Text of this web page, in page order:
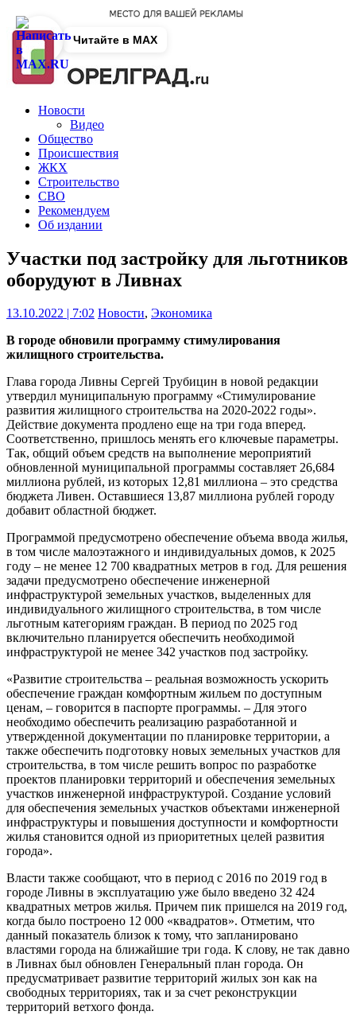
Новости
Видео
Общество
Происшествия
ЖКХ
Строительство
СВО
Рекомендуем
Об издании
Участки под застройку для льготников
оборудуют в Ливнах
13.10.2022 | 7:02 Новости, Экономика
В городе обновили программу стимулирования
жилищного строительства.
Глава города Ливны Сергей Трубицин в новой редакции
утвердил муниципальную программу «Стимулирование
развития жилищного строительства на 2020-2022 годы».
Действие документа продлено еще на три года вперед.
Соответственно, пришлось менять его ключевые параметры.
Так, общий объем средств на выполнение мероприятий
обновленной муниципальной программы составляет 26,684
миллиона рублей, из которых 12,81 миллиона – это средства
бюджета Ливен. Оставшиеся 13,87 миллиона рублей городу
добавит областной бюджет.
Программой предусмотрено обеспечение объема ввода жилья,
в том числе малоэтажного и индивидуальных домов, к 2025
году – не менее 12 700 квадратных метров в год. Для решения
задачи предусмотрено обеспечение инженерной
инфраструктурой земельных участков, выделенных для
индивидуального жилищного строительства, в том числе
льготным категориям граждан. В период по 2025 год
включительно планируется обеспечить необходимой
инфраструктурой не менее 342 участков под застройку.
«Развитие строительства – реальная возможность ускорить
обеспечение граждан комфортным жильем по доступным
ценам, – говорится в паспорте программы. – Для этого
необходимо обеспечить реализацию разработанной и
утвержденной документации по планировке территории, а
также обеспечить подготовку новых земельных участков для
строительства, в том числе решить вопрос по разработке
проектов планировки территорий и обеспечения земельных
участков инженерной инфраструктурой. Создание условий
для обеспечения земельных участков объектами инженерной
инфраструктуры и повышения доступности и комфортности
жилья становится одной из приоритетных целей развития
города».
Власти также сообщают, что в период с 2016 по 2019 год в
городе Ливны в эксплуатацию уже было введено 32 424
квадратных метров жилья. Причем пик пришелся на 2019 год,
когда было построено 12 000 «квадратов». Отметим, что
данный показатель близок к тому, что запланировано
властями города на ближайшие три года. К слову, не так давно
в Ливнах был обновлен Генеральный план города. Он
предусматривает развитие территорий жилых зон как на
свободных территориях, так и за счет реконструкции
территорий ветхого фонда.
Читайте в MAX